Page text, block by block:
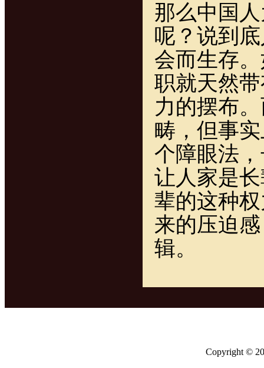
那么中国
呢？说到
会而生存
职就天然
力的摆布
畴，但事
个障眼法
让人家是
辈的这种
来的压迫
辑。
Copyright ©